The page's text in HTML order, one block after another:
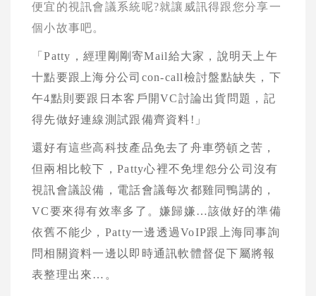
便宜的視訊會議系統呢?就讓威訊得跟您分享一
個小故事吧。
「Patty ，經理剛剛寄Mail給大家，說明天上午
十點要跟上海分公司 con-call檢討盤點缺失，下
午4點則要跟日本客戶開VC討論出貨問題，記
得先做好連線測試跟備齊資料! 」
還好有這些高科技產品免去了舟車勞頓之苦，
但兩相比較下， Patty心裡不免埋怨分公司沒有
視訊會議設備，電話會議每次都雞同鴨講的，
VC要來得有效率多了。嫌歸嫌 …該做好的準備
依舊不能少， Patty一邊透過VoIP跟上海同事詢
問相關資料一邊以即時通訊軟體督促下屬將報
表整理出來 … 。